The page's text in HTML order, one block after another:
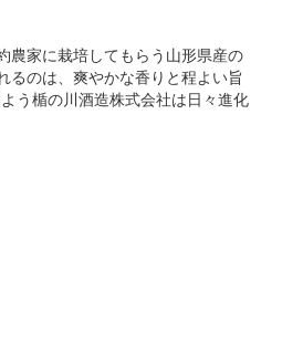
農家に栽培してもらう山形県産の
るのは、爽やかな香りと程よい旨
う楯の川酒造株式会社は日々進化